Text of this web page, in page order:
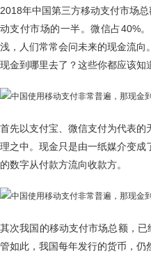
2018年中国第三方移动支付市场
动支付市场的一半。微信占40%
浅，人们常常会问未来的现金流向
现金到哪里去了？这些你都应该知
首先以支付宝、微信支付为代表
理之中。现金只是由一纸媒介变
的数字从付款方流向收款方。
其次我国的移动支付市场总额，
管如此，我国每年发行的货币，仍